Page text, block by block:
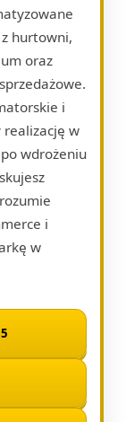
hurtowni,
oraz
i
w
wdrożeniu
i
w